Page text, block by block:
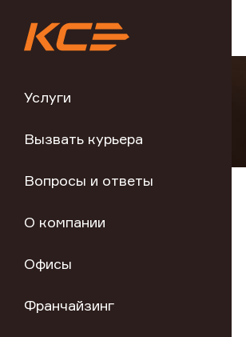
Услуги
Вызвать курьера
Вопросы и ответы
О компании
Офисы
Франчайзинг